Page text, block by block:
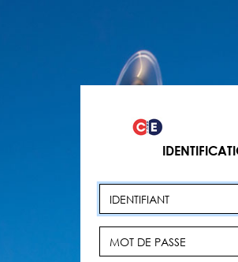
Identifiant